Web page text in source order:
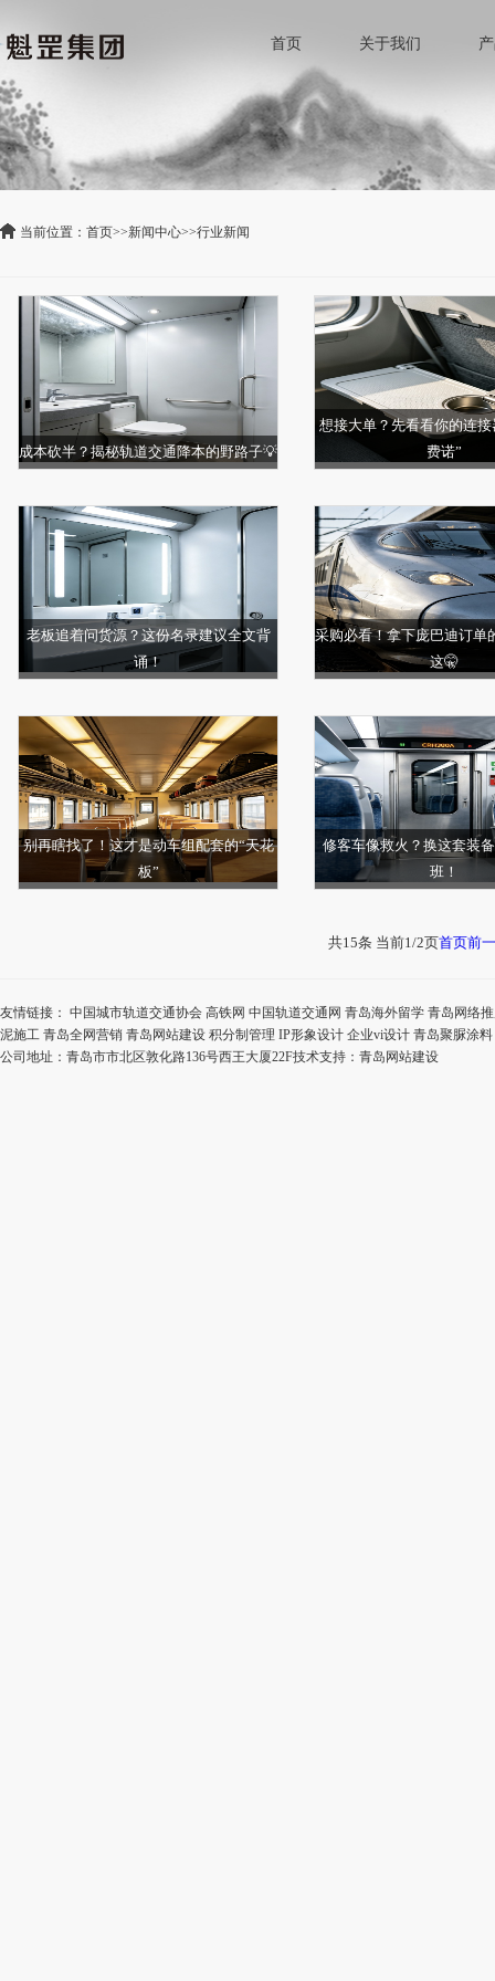
首页 关于我们
当前位置： 首页>>新闻中心>>行业新闻
成本砍半？揭秘轨道交通降本的野路子💡
想接大单？先看看你的连接
费诺”
老板追着问货源？这份名录建议全文背
诵！
采购必看！拿下庞巴迪订单
这🤫
别再瞎找了！这才是动车组配套的“天花
板”
修客车像救火？换这套装
班！
共15条 当前1/2页首页前
友情链接： 中国城市轨道交通协会 高铁网 中国轨道交通网 青岛海外留学 青岛网络
泥施工 青岛全网营销 青岛网站建设 积分制管理 IP形象设计 企业vi设计 青岛聚脲涂料
公司地址：青岛市市北区敦化路136号西王大厦22F技术支持： 青岛网站建设